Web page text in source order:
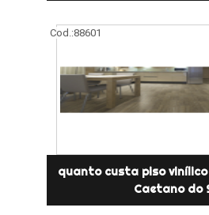
Cod.:88601
quanto custa piso
Caetano do